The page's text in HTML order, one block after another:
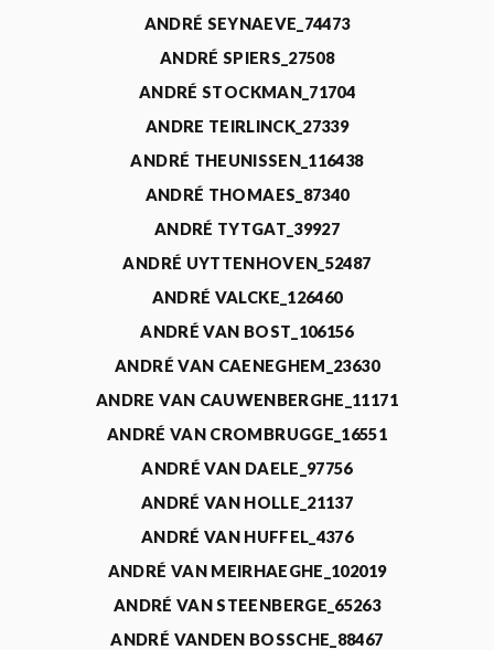
ANDRÉ SEYNAEVE_74473
ANDRÉ SPIERS_27508
ANDRÉ STOCKMAN_71704
ANDRE TEIRLINCK_27339
ANDRÉ THEUNISSEN_116438
ANDRÉ THOMAES_87340
ANDRÉ TYTGAT_39927
ANDRÉ UYTTENHOVEN_52487
ANDRÉ VALCKE_126460
ANDRÉ VAN BOST_106156
ANDRÉ VAN CAENEGHEM_23630
ANDRE VAN CAUWENBERGHE_11171
ANDRÉ VAN CROMBRUGGE_16551
ANDRÉ VAN DAELE_97756
ANDRÉ VAN HOLLE_21137
ANDRÉ VAN HUFFEL_4376
ANDRÉ VAN MEIRHAEGHE_102019
ANDRÉ VAN STEENBERGE_65263
ANDRÉ VANDEN BOSSCHE_88467